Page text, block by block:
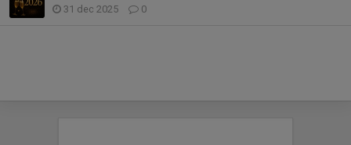
31 dec 2025 0